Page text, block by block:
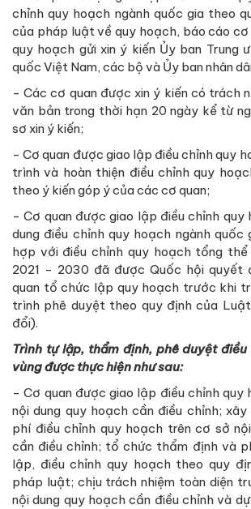
chỉnh quy hoạch ngành quốc gia theo
của pháp luật về quy hoạch, báo cáo
quy hoạch gửi xin ý kiến Ủy ban Trung
quốc Việt Nam, các bộ và Ủy ban nhân
- Các cơ quan được xin ý kiến có trách
văn bản trong thời hạn 20 ngày kể từ
sơ xin ý kiến;
- Cơ quan được giao lập điều chỉnh quy
trình và hoàn thiện điều chỉnh quy
theo ý kiến góp ý của các cơ quan;
- Cơ quan được giao lập điều chỉnh quy
dung điều chỉnh quy hoạch ngành
hợp với điều chỉnh quy hoạch tổng
2021 - 2030 đã được Quốc hội quyết
quan tổ chức lập quy hoạch trước khi
trình phê duyệt theo quy định của
đổi).
Trình tự lập, thẩm định, phê duyệt
vùng được thực hiện như sau:
- Cơ quan được giao lập điều chỉnh quy
nội dung quy hoạch cần điều chỉnh;
phí điều chỉnh quy hoạch trên cơ sở
cần điều chỉnh; tổ chức thẩm định và
lập, điều chỉnh quy hoạch theo quy
pháp luật; chịu trách nhiệm toàn diện
nội dung quy hoạch cần điều chỉnh và